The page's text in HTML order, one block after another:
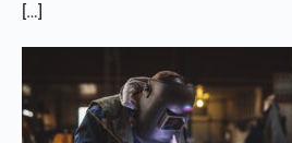
[…]